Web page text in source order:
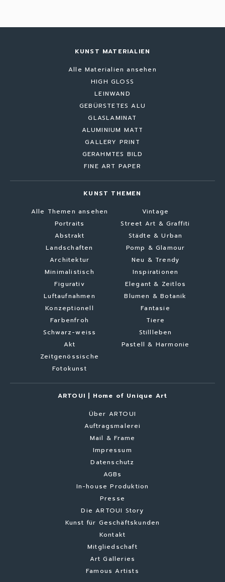
KUNST MATERIALIEN
Alle Materialien ansehen
HIGH GLOSS
LEINWAND
GEBÜRSTETES ALU
GLASLAMINAT
ALUMINIUM MATT
GALLERY PRINT
GERAHMTES BILD
FINE ART PAPER
KUNST THEMEN
Alle Themen ansehen
Portraits
Abstrakt
Landschaften
Architektur
Minimalistisch
Figurativ
Luftaufnahmen
Konzeptionell
Farbenfroh
Schwarz-weiss
Akt
Zeitgenössische
Fotokunst
Vintage
Street Art & Graffiti
Städte & Urban
Pomp & Glamour
Neu & Trendy
Inspirationen
Elegant & Zeitlos
Blumen & Botanik
Fantasie
Tiere
Stillleben
Pastell & Harmonie
ARTOUI | Home of Unique Art
Über ARTOUI
Auftragsmalerei
Mail & Frame
Impressum
Datenschutz
AGBs
In-house Produktion
Presse
Die ARTOUI Story
Kunst für Geschäftskunden
Kontakt
Mitgliedschaft
Art Galleries
Famous Artists